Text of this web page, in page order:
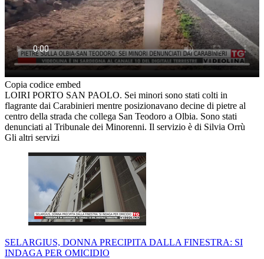
Copia codice embed
LOIRI PORTO SAN PAOLO. Sei minori sono stati colti in
flagrante dai Carabinieri mentre posizionavano decine di pietre al
centro della strada che collega San Teodoro a Olbia. Sono stati
denunciati al Tribunale dei Minorenni. Il servizio è di Silvia Orrù
Gli altri servizi
SELARGIUS, DONNA PRECIPITA DALLA FINESTRA: SI
INDAGA PER OMICIDIO